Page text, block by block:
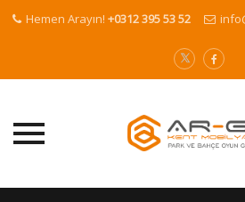
Hemen Arayın! +0312 395 53 52